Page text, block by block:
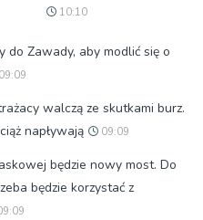
10:10
do Zawady, aby modlić się o
09:09
walczą ze skutkami burz.
napływają
09:09
będzie nowy most. Do
będzie korzystać z